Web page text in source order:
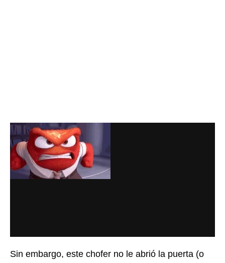
Sin embargo, este chofer no le abrió la puerta (o